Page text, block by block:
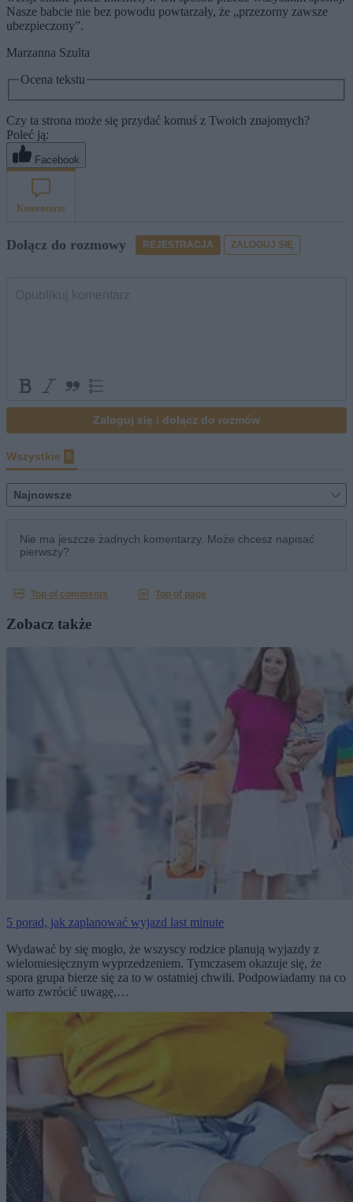
Nasze babcie nie bez powodu powtarzały, że „przezorny zawsze
ubezpieczony”.
Marzanna Szulta
Ocena tekstu
Czy ta strona może się przydać komuś z Twoich znajomych?
Poleć ją:
Facebook
Zobacz także
5 porad, jak zaplanować wyjazd last minute
Wydawać by się mogło, że wszyscy rodzice planują wyjazdy z
wielomiesięcznym wyprzedzeniem. Tymczasem okazuje się, że
spora grupa bierze się za to w ostatniej chwili. Podpowiadamy na co
warto zwrócić uwagę,…